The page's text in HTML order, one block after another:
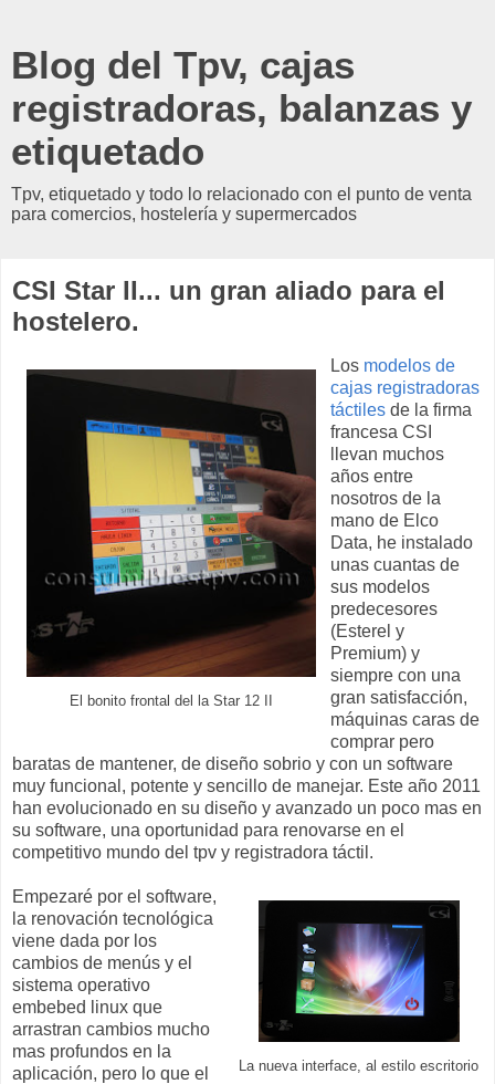
Blog del Tpv, cajas
registradoras, balanzas y
etiquetado
Tpv, etiquetado y todo lo relacionado con el punto de venta
para comercios, hostelería y supermercados
CSI Star II... un gran aliado para el
hostelero.
El bonito frontal del la Star 12 II
Los modelos de
cajas registradoras
táctiles de la firma
francesa CSI
llevan muchos
años entre
nosotros de la
mano de Elco
Data, he instalado
unas cuantas de
sus modelos
predecesores
(Esterel y
Premium) y
siempre con una
gran satisfacción,
máquinas caras de
comprar pero
baratas de mantener, de diseño sobrio y con un software
muy funcional, potente y sencillo de manejar. Este año 2011
han evolucionado en su diseño y avanzado un poco mas en
su software, una oportunidad para renovarse en el
competitivo mundo del tpv y registradora táctil.
La nueva interface, al estilo escritorio
Empezaré por el software,
la renovación tecnológica
viene dada por los
cambios de menús y el
sistema operativo
embebed linux que
arrastran cambios mucho
mas profundos en la
aplicación, pero lo que el